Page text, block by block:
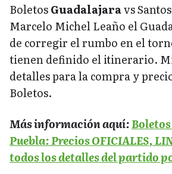
BoletosGuadalajaravs
Marcelo Michel Leaño el
de corregir el rumbo en el
tienen definido el itinerario.
detalles para la compra y
Boletos.
Más información aquí:
Puebla: Precios OFICIALES,
todos los detalles del partido